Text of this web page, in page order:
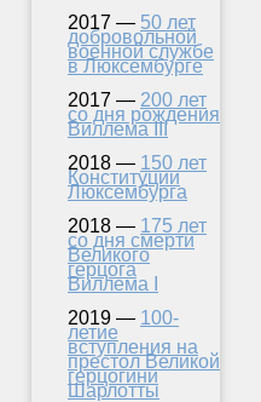
2017 — 50 лет
добровольной
военной службе
в Люксембурге
2017 — 200 лет
со дня рождения
Виллема III
2018 — 150 лет
Конституции
Люксембурга
2018 — 175 лет
со дня смерти
Великого
герцога
Виллема I
2019 — 100-
летие
вступления на
престол Великой
герцогини
Шарлотты